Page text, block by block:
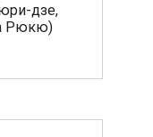
дзе,
Рюкю)